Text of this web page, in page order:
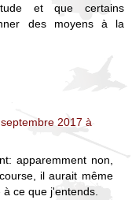
et que certains
des moyens à la
2017 à
apparemment non,
il aurait même
ce que j'entends.